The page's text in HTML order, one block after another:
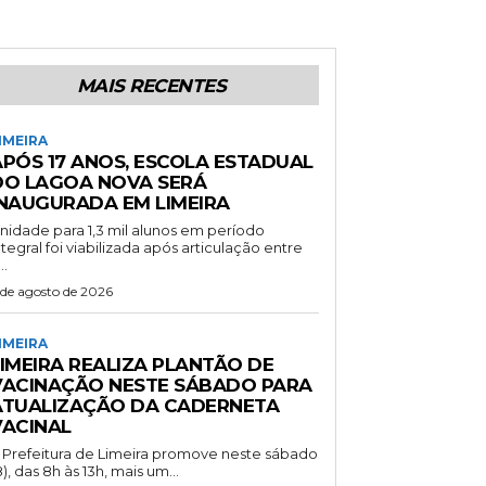
MAIS RECENTES
17 ANOS, ESCOLA ESTADUAL
LAGOA NOVA SERÁ
EM LIMEIRA
para 1,3 mil alunos em período
foi viabilizada após articulação entre
agosto de 2026
REALIZA PLANTÃO DE
NESTE SÁBADO PARA
DA CADERNETA
Prefeitura de Limeira promove neste sábado
das 8h às 13h, mais um...